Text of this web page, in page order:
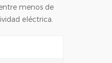
menos de
eléctrica.